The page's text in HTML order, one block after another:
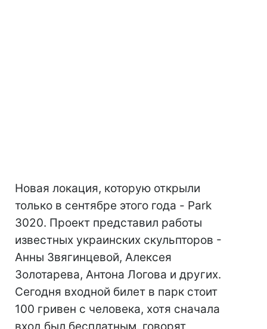
Новая локация, которую открыли
только в сентябре этого года - Park
3020. Проект представил работы
известных украинских скульпторов -
Анны Звягинцевой, Алексея
Золотарева, Антона Логова и других.
Сегодня входной билет в парк стоит
100 гривен с человека, хотя сначала